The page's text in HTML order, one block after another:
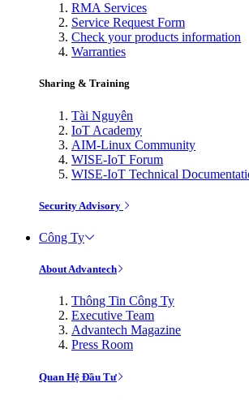
RMA Services
Service Request Form
Check your products information
Warranties
Sharing & Training
Tài Nguyên
IoT Academy
AIM-Linux Community
WISE-IoT Forum
WISE-IoT Technical
Security Advisory
Công Ty
About Advantech
Thông Tin Công Ty
Executive Team
Advantech Magazine
Press Room
Quan Hệ Đầu Tư